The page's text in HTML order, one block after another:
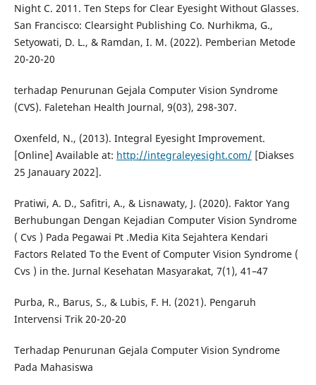
Night C. 2011. Ten Steps for Clear Eyesight Without Glasses.
San Francisco: Clearsight Publishing Co. Nurhikma, G.,
Setyowati, D. L., & Ramdan, I. M. (2022). Pemberian Metode
20-20-20
terhadap Penurunan Gejala Computer Vision Syndrome
(CVS). Faletehan Health Journal, 9(03), 298-307.
Oxenfeld, N., (2013). Integral Eyesight Improvement.
[Online] Available at: http://integraleyesight.com/[Diakses
25 Janauary 2022].
Pratiwi, A. D., Safitri, A., & Lisnawaty, J. (2020). Faktor Yang
Berhubungan Dengan Kejadian Computer Vision Syndrome
( Cvs ) Pada Pegawai Pt .Media Kita Sejahtera Kendari
Factors Related To the Event of Computer Vision Syndrome (
Cvs ) in the. Jurnal Kesehatan Masyarakat, 7(1), 41–47
Purba, R., Barus, S., & Lubis, F. H. (2021). Pengaruh
Intervensi Trik 20-20-20
Terhadap Penurunan Gejala Computer Vision Syndrome
Pada Mahasiswa